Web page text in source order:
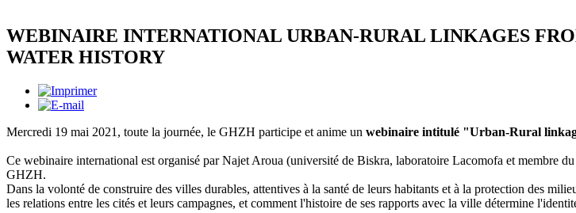
WEBINAIRE INTERNATIONAL URBAN-RURAL LINKAGES
WATER HISTORY
Mercredi 19 mai 2021, toute la journée, le GHZH participe et anime un webinaire intitulé "Urban-Rural
Ce webinaire international est organisé par Najet Aroua (université de Biskra, laboratoire Lacomofa et
GHZH.
Dans la volonté de construire des villes durables, attentives à la santé de leurs habitants et à la protection des
les relations entre les cités et leurs campagnes, et comment l'histoire de ses rapports avec la ville détermine